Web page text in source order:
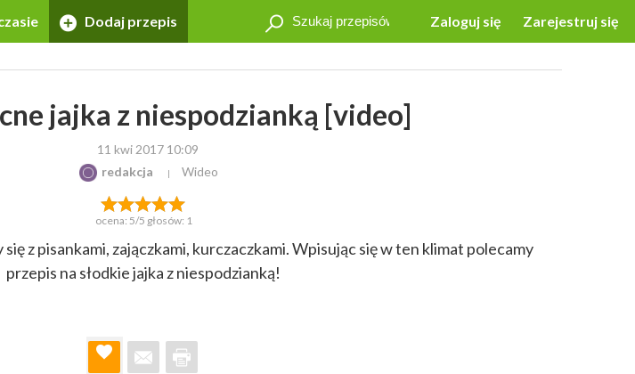
Zaloguj się Zarejestruj się
Dodaj przepis
jajka z niespodzianką [video]
11 kwi 2017 10:09
redakcja
Wideo
ocena: 5/5 głosów: 1
z pisankami, zajączkami, kurczaczkami. Wpisując się w ten klimat polecamy
przepis na słodkie jajka z niespodzianką!